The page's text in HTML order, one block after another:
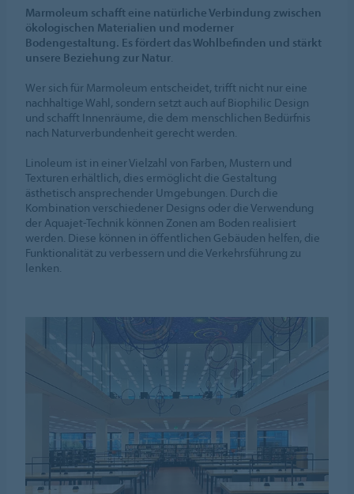
Marmoleum schafft eine natürliche Verbindung zwischen
ökologischen Materialien und moderner
Bodengestaltung. Es fördert das Wohlbefinden und stärkt
unsere Beziehung zur Natur.
Wer sich für Marmoleum entscheidet, trifft nicht nur eine
nachhaltige Wahl, sondern setzt auch auf Biophilic Design
und schafft Innenräume, die dem menschlichen Bedürfnis
nach Naturverbundenheit gerecht werden.
Linoleum ist in einer Vielzahl von Farben, Mustern und
Texturen erhältlich, dies ermöglicht die Gestaltung
ästhetisch ansprechender Umgebungen. Durch die
Kombination verschiedener Designs oder die Verwendung
der Aquajet-Technik können Zonen am Boden realisiert
werden. Diese können in öffentlichen Gebäuden helfen, die
Funktionalität zu verbessern und die Verkehrsführung zu
lenken.